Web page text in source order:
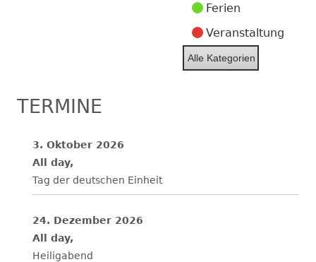
Ferien
Veranstaltung
Alle Kategorien
TERMINE
3. Oktober 2026
All day,
Tag der deutschen Einheit
24. Dezember 2026
All day,
Heiligabend